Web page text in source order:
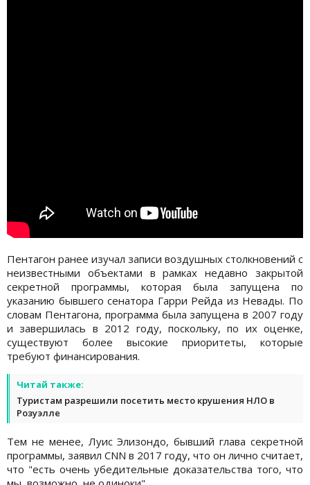
Пентагон ранее изучал записи воздушных столкновений с
неизвестными объектами в рамках недавно закрытой
секретной программы, которая была запущена по
указанию бывшего сенатора Гарри Рейда из Невады. По
словам Пентагона, программа была запущена в 2007 году
и завершилась в 2012 году, поскольку, по их оценке,
существуют более высокие приоритеты, которые
требуют финансирования.
Читай также:
Туристам разрешили посетить место крушения НЛО в
Розуэлле
Тем не менее, Луис Элизондо, бывший глава секретной
программы, заявил CNN в 2017 году, что он лично считает,
что "есть очень убедительные доказательства того, что